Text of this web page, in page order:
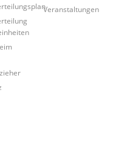
Veranstaltungen